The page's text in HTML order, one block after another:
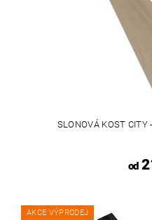
SLONOVÁ KOST CITY
od
AKCE VÝPRODEJ